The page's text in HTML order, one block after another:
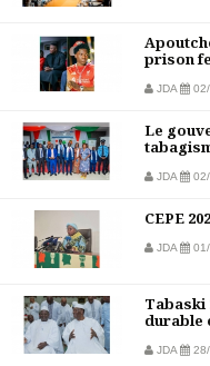
prison
JDA
Le
JDA
CEPE
JDA
Tabaski
durable
JDA